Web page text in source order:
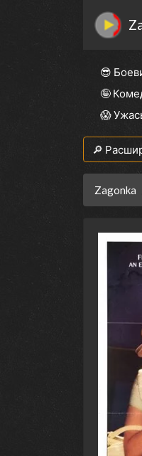
😎
🤪
😱
🔎
Zagonka